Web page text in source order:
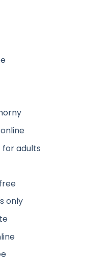
adults
only